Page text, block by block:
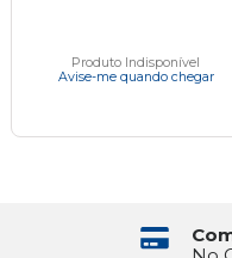
Produto Indisponível
Avise-me quando chegar